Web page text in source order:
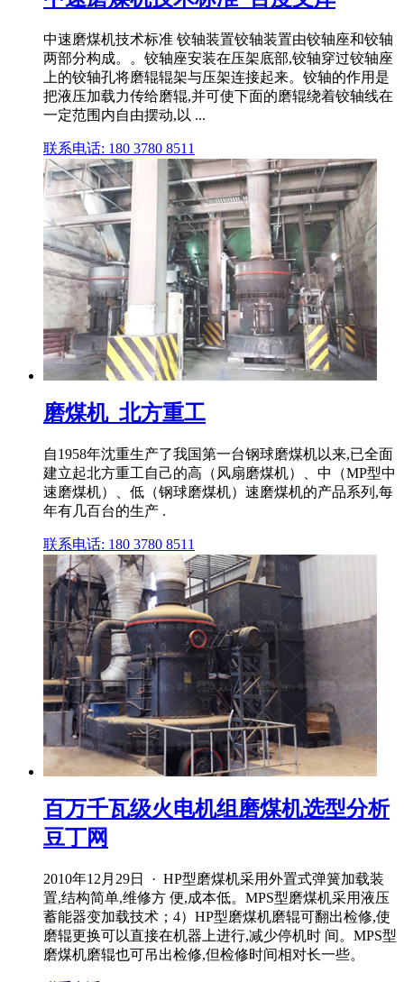
中速磨煤机技术标准 铰轴装置铰轴装置由铰轴座和铰轴
两部分构成。。铰轴座安装在压架底部,铰轴穿过铰轴座
上的铰轴孔将磨辊辊架与压架连接起来。铰轴的作用是
把液压加载力传给磨辊,并可使下面的磨辊绕着铰轴线在
一定范围内自由摆动,以 ...
联系电话: 180 3780 8511
磨煤机_北方重工
自1958年沈重生产了我国第一台钢球磨煤机以来,已全面
建立起北方重工自己的高（风扇磨煤机）、中（MP型中
速磨煤机）、低（钢球磨煤机）速磨煤机的产品系列,每
年有几百台的生产 .
联系电话: 180 3780 8511
百万千瓦级火电机组磨煤机选型分析
豆丁网
2010年12月29日 · HP型磨煤机采用外置式弹簧加载装
置,结构简单,维修方 便,成本低。MPS型磨煤机采用液压
蓄能器变加载技术；4）HP型磨煤机磨辊可翻出检修,使
磨辊更换可以直接在机器上进行,减少停机时 间。MPS型
磨煤机磨辊也可吊出检修,但检修时间相对长一些。